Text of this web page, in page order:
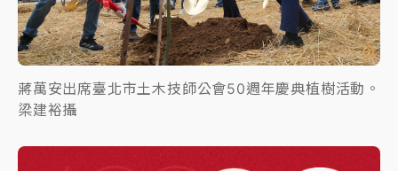
蔣萬安出席臺北市土木技師公會50週年慶典植樹活動。
梁建裕攝